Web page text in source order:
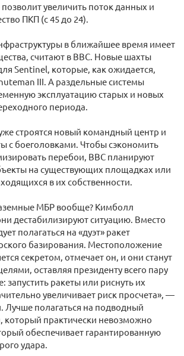
увеличить поток данных и
ПКП (с 45 до 24).
в ближайшее время имеет
считают в ВВС. Новые шахты
Sentinel, которые, как ожидается,
III. А раздельные системы
эксплуатацию старых и новых
периода.
строятся новый командный центр и
с боеголовками. Чтобы сэкономить
перебои, ВВС планируют
на существующих площадках или
в их собственности.
МБР вообще? Кимболл
дестабилизируют ситуацию. Вместо
полагаться на «дуэт» ракет
базирования. Местоположение
секретом, отмечает он, и они станут
оставляя президенту всего пару
запустить ракеты или риснуть их
увеличивает риск просчета», —
Лучше полагаться на подводный
который практически невозможно
обеспечивает гарантированную
удара.